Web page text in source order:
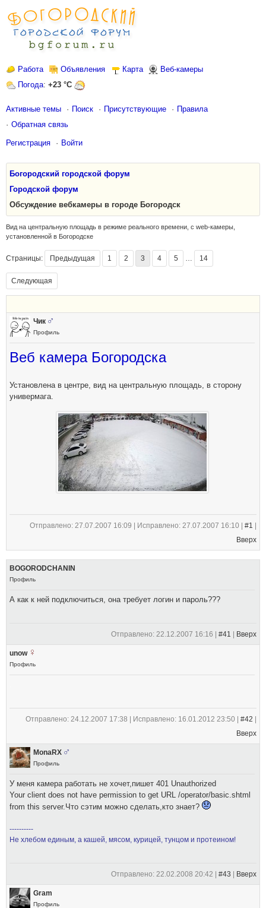
Работа Объявления Карта
Веб-камеры
Погода: +23 °C
Активные темы Поиск Присутствующие
Правила
Обратная связь
Регистрация Войти
Богородский городской форум
Городской форум
Обсуждение вебкамеры в городе Богородск
Вид на центральную площадь в режиме реального времени, с web-камеры,
установленной в Богородске
Страницы: Предыдущая 1 2 3 4 5 … 14
Следующая
Чик
Профиль
Веб камера Богородска
Установлена в центре, вид на центральную площадь, в сторону
универмага.
Отправлено: 27.07.2007 16:09 | Исправлено: 27.07.2007 16:10 | #1
Вверх
BOGORODCHANIN
Профиль
А как к ней подключиться, она требует логин и пароль???
Отправлено: 22.12.2007 16:16 | #41 Вверх
unow
Профиль
Отправлено: 24.12.2007 17:38 | Исправлено: 16.01.2012 23:50 | #42
Вверх
MonaRХ
Профиль
У меня камера работать не хочет,пишет 401 Unauthorized
Your client does not have permission to get URL /operator/basic.shtml
from this server.Что сэтим можно сделать,кто знает?
----------
Не хлебом единым, а кашей, мясом, курицей, тунцом и протеином!
Отправлено: 22.02.2008 20:42 | #43 Вверх
Gram
Профиль